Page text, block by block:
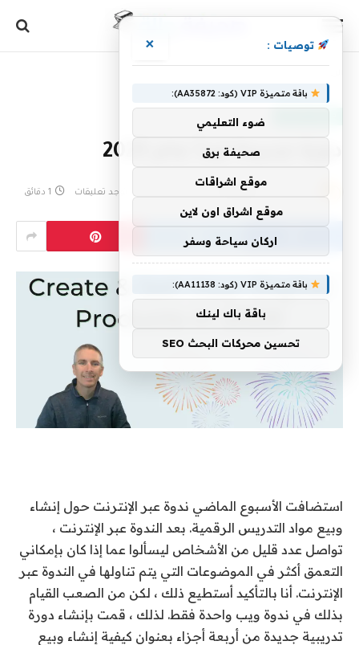
دورة جديدة تبدأ عام 2023
eshrag لا توجد تعليقات 1 دقائق
استضافت الأسبوع الماضي ندوة عبر الإنترنت حول إنشاء
وبيع مواد التدريس الرقمية. بعد الندوة عبر الإنترنت ،
تواصل عدد قليل من الأشخاص ليسألوا عما إذا كان بإمكاني
التعمق أكثر في الموضوعات التي يتم تناولها في الندوة عبر
الإنترنت. أنا بالتأكيد أستطيع ذلك ، لكن من الصعب القيام
بذلك في ندوة ويب واحدة فقط. لذلك ، قمت بإنشاء دورة
تدريبية جديدة من أربعة أجزاء بعنوان كيفية إنشاء وبيع
توصيات : ×
باقة متميزة VIP (كود: AA35872):
ضوء التعليمي
صحيفة برق
موقع اشراقات
موقع اشراق اون لاين
اركان سياحة وسفر
باقة متميزة VIP (كود: AA11138):
باقة باك لينك
تحسين محركات البحث SEO